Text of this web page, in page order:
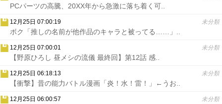
PCパーツの高騰、20XX年から急激に落ち着く可..
12月25日 07:00:19 未分類
ボク「推しの名前が他作品のキャラと被ってる……」..
12月25日 07:00:01 未分類
【野原ひろし 昼メシの流儀 最終回】第12話 感..
12月25日 06:18:13 未分類
【衝撃】昔の能力バトル漫画「炎！水！雷！」←うお..
12月25日 06:00:57 未分類